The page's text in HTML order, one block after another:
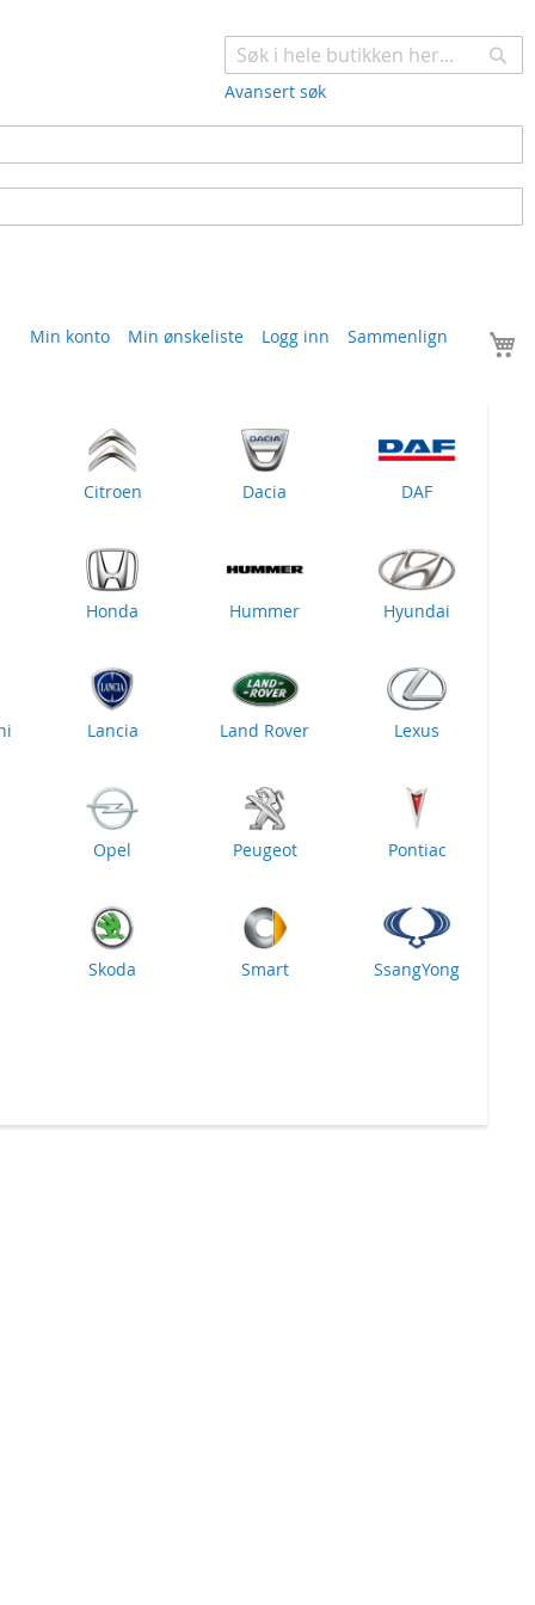
Avansert søk
Søk
Min konto Min ønskeliste Logg inn Sammenlign
Citroen Dacia DAF
Honda Hummer Hyundai
Lancia Land Rover Lexus
Opel Peugeot Pontiac
Skoda Smart SsangYong